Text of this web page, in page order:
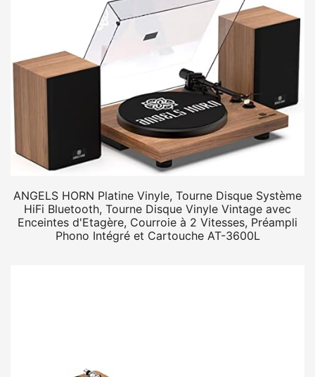
ANGELS HORN Platine Vinyle, Tourne Disque Système
HiFi Bluetooth, Tourne Disque Vinyle Vintage avec
Enceintes d'Etagère, Courroie à 2 Vitesses, Préampli
Phono Intégré et Cartouche AT-3600L